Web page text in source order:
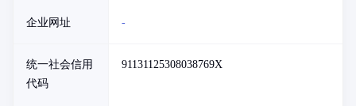
企业网址 -
统一社会信用
代码
91131125308038769X